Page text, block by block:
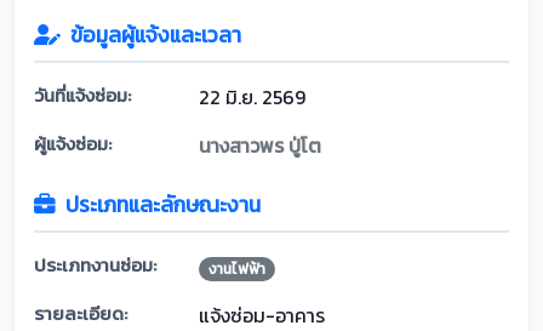
ข้อมูลผู้แจ้งและเวลา
วันที่แจ้งซ่อม: 22 มิ.ย. 2569
ผู้แจ้งซ่อม: นางสาวพร ปู่โต
ประเภทและลักษณะงาน
ประเภทงานซ่อม: งานไฟฟ้า
รายละเอียด: แจ้งซ่อม-อาคาร